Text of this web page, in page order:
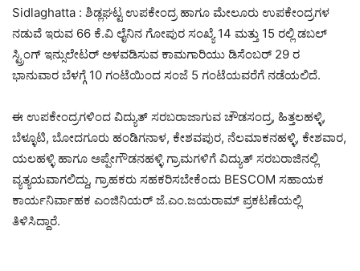
Sidlaghatta : ಶಿಡ್ಲಘಟ್ಟ ಉಪಕೇಂದ್ರ ಹಾಗೂ ಮೇಲೂರು ಉಪಕೇಂದ್ರಗಳ
ನಡುವೆ ಇರುವ 66 ಕೆ.ವಿ ಲೈನಿನ ಗೋಪುರ ಸಂಖ್ಯೆ 14 ಮತ್ತು 15 ರಲ್ಲಿ ಡಬಲ್
ಸ್ಟ್ರಿಂಗ್ ಇನ್ಸುಲೇಟರ್ ಅಳವಡಿಸುವ ಕಾಮಗಾರಿಯು ಡಿಸೆಂಬರ್ 29 ರ
ಭಾನುವಾರ ಬೆಳಗ್ಗೆ 10 ಗಂಟೆಯಿಂದ ಸಂಜೆ 5 ಗಂಟೆಯವರೆಗೆ ನಡೆಯಲಿದೆ.
ಈ ಉಪಕೇಂದ್ರಗಳಿಂದ ವಿದ್ಯುತ್ ಸರಬರಾಜಾಗುವ ಚೌಡಸಂದ್ರ, ಹಿತ್ತಲಹಳ್ಳಿ,
ಬೆಳ್ಳೂಟಿ, ಬೋದಗೂರು ಹಂಡಿಗನಾಳ, ಕೇಶವಪುರ, ನೆಲಮಾಕನಹಳ್ಳಿ, ಕೇಶವಾರ,
ಯಲಹಳ್ಳಿ ಹಾಗೂ ಅಪ್ಪೇಗೌಡನಹಳ್ಳಿ ಗ್ರಾಮಗಳಿಗೆ ವಿದ್ಯುತ್ ಸರಬರಾಜಿನಲ್ಲಿ
ವ್ಯತ್ಯಯವಾಗಲಿದ್ದು, ಗ್ರಾಹಕರು ಸಹಕರಿಸಬೇಕೆಂದು BESCOM ಸಹಾಯಕ
ಕಾರ್ಯನಿರ್ವಾಹಕ ಎಂಜಿನಿಯರ್ ಜೆ.ಎಂ.ಜಯರಾಮ್ ಪ್ರಕಟಣೆಯಲ್ಲಿ
ತಿಳಿಸಿದ್ದಾರೆ.